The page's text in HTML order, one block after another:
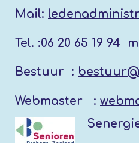
Mail:
Tel. :06 20 65 19 94
Bestuur :
Webmaster :